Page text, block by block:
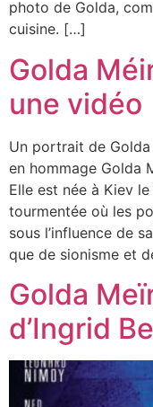
photo de Golda,
cuisine. […]
Golda
une vidéo
Un portrait de
en hommage Golda
Elle est née à Kiev
tourmentée où les
sous l’influence de
que de sionisme et
Golda
d’Ingrid